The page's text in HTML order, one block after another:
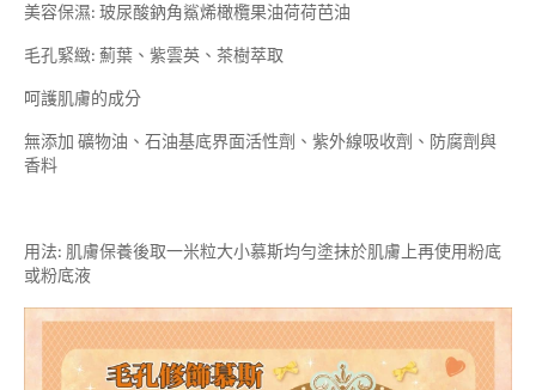
美容保濕: 玻尿酸鈉角鯊烯橄欖果油荷荷芭油
毛孔緊緻: 薊葉、紫雲英、茶樹萃取
呵護肌膚的成分
無添加 礦物油、石油基底界面活性劑、紫外線吸收劑、防腐劑與
香料
用法: 肌膚保養後取一米粒大小慕斯均勻塗抹於肌膚上再使用粉底
或粉底液